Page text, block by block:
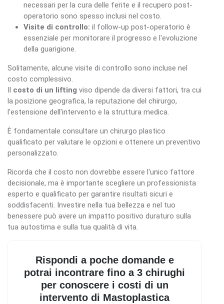
necessari per la cura delle ferite e il recupero post-
operatorio sono spesso inclusi nel costo.
Visite di controllo: il follow-up post-operatorio è
essenziale per monitorare il progresso e l'evoluzione
della guarigione.
Solitamente, alcune visite di controllo sono incluse nel
costo complessivo.
costo di un lifting viso dipende da diversi fattori, tra cui
la posizione geografica, la reputazione del chirurgo,
l'estensione dell'intervento e la struttura medica.
È fondamentale consultare un chirurgo plastico
qualificato per valutare le opzioni e ottenere un preventivo
personalizzato.
Ricorda che il costo non dovrebbe essere l'unico fattore
decisionale, ma è importante scegliere un professionista
esperto e qualificato per garantire risultati sicuri e
soddisfacenti. Investire nella tua bellezza e nel tuo
benessere può avere un impatto positivo duraturo sulla
tua autostima e sulla tua qualità di vita.
Rispondi a poche domande e
potrai incontrare fino a 3 chirughi
per conoscere i costi di un
intervento di Mastoplastica